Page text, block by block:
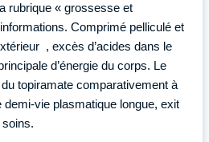
rubrique « grossesse et
Comprimé pelliculé et
, excès d’acides dans le
d’énergie du corps. Le
topiramate comparativement à
demi-vie plasmatique longue, exit
soins.